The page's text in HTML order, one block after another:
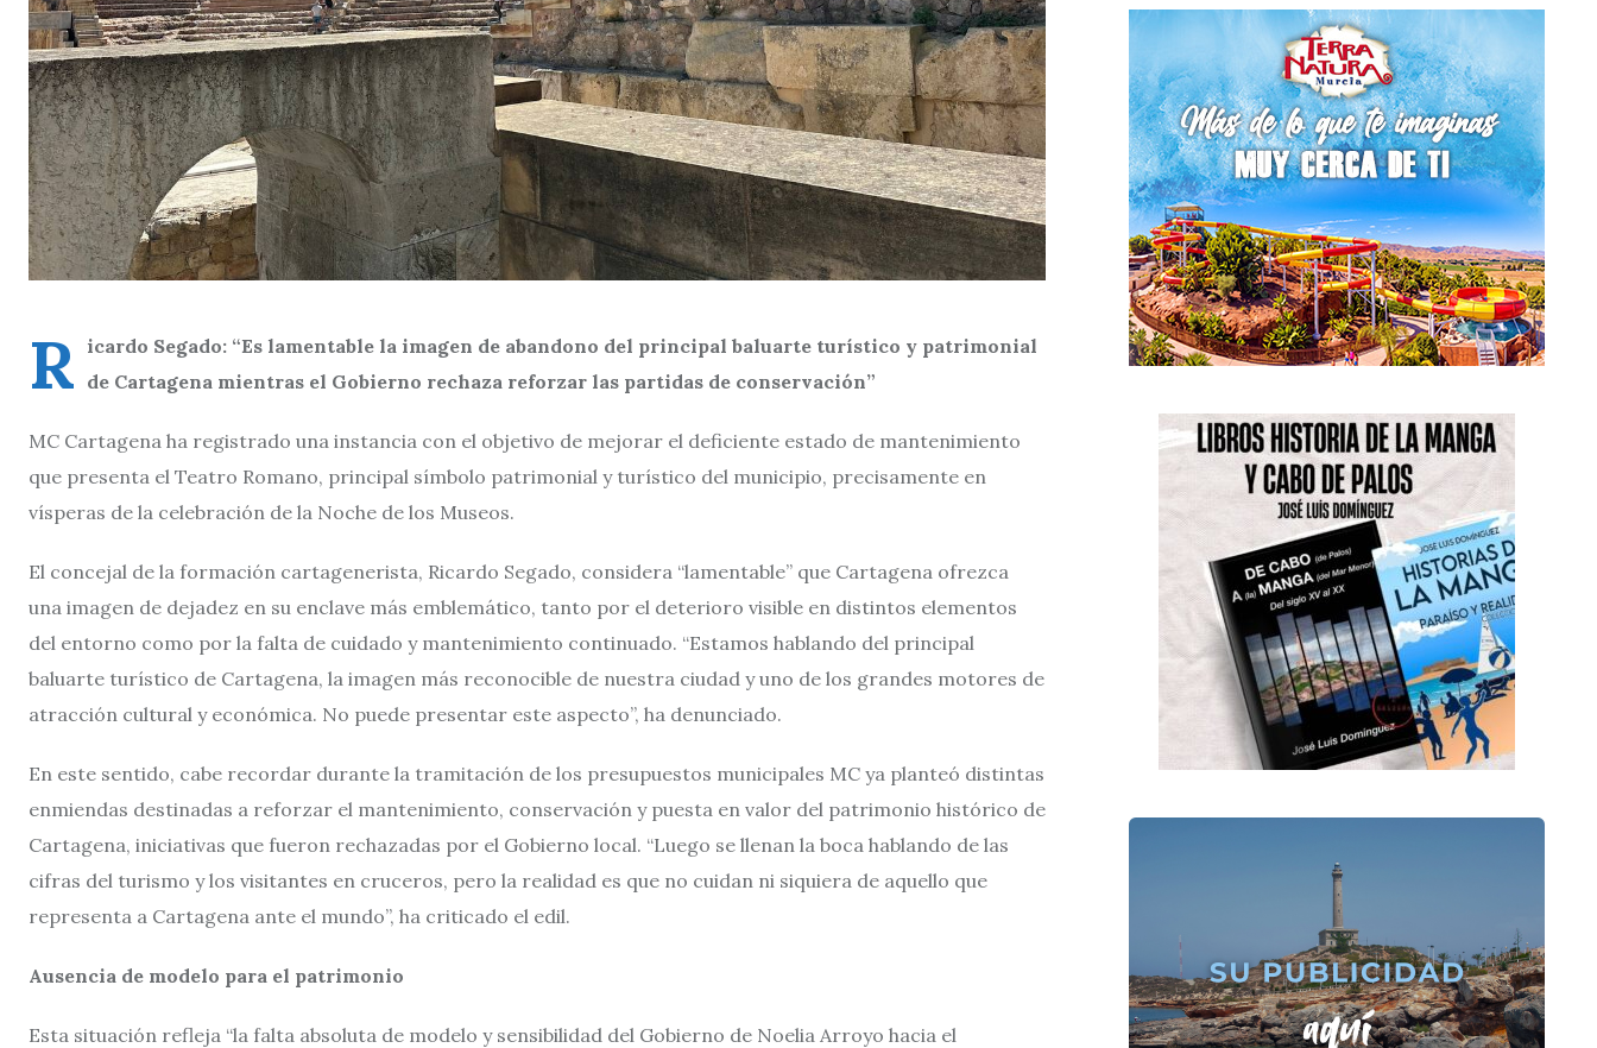
R icardo Segado: “Es lamentable la imagen de abandono del principal baluarte turístico y patrimonial
de Cartagena mientras el Gobierno rechaza reforzar las partidas de conservación”
MC Cartagena ha registrado una instancia con el objetivo de mejorar el deficiente estado de mantenimiento
que presenta el Teatro Romano, principal símbolo patrimonial y turístico del municipio, precisamente en
vísperas de la celebración de la Noche de los Museos.
El concejal de la formación cartagenerista, Ricardo Segado, considera “lamentable” que Cartagena ofrezca
una imagen de dejadez en su enclave más emblemático, tanto por el deterioro visible en distintos elementos
del entorno como por la falta de cuidado y mantenimiento continuado. “Estamos hablando del principal
baluarte turístico de Cartagena, la imagen más reconocible de nuestra ciudad y uno de los grandes motores de
atracción cultural y económica. No puede presentar este aspecto”, ha denunciado.
En este sentido, cabe recordar durante la tramitación de los presupuestos municipales MC ya planteó distintas
enmiendas destinadas a reforzar el mantenimiento, conservación y puesta en valor del patrimonio histórico de
Cartagena, iniciativas que fueron rechazadas por el Gobierno local. “Luego se llenan la boca hablando de las
cifras del turismo y los visitantes en cruceros, pero la realidad es que no cuidan ni siquiera de aquello que
representa a Cartagena ante el mundo”, ha criticado el edil.
Ausencia de modelo para el patrimonio
Esta situación refleja “la falta absoluta de modelo y sensibilidad del Gobierno de Noelia Arroyo hacia el